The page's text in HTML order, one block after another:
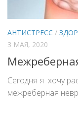
АНТИСТРЕСС /
3 МАЯ, 2020
Сегодня я хочу
межреберная